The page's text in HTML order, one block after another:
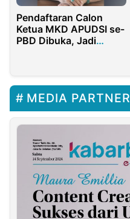
Pendaftaran Calon
Ketua MKD APUDSI se-
PBD Dibuka, Jadi
MEDIA PARTNER